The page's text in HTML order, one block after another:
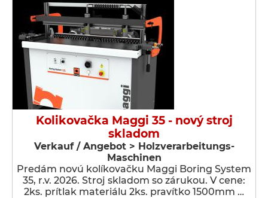
Kolikovačka Maggi 35 - nový stroj
skladom
Verkauf / Angebot > Holzverarbeitungs-
Maschinen
Predám novú kolíkovačku Maggi Boring System
35, r.v. 2026. Stroj skladom so zárukou. V cene:
2ks. prítlak materiálu 2ks. pravítko 1500mm …